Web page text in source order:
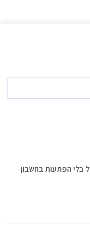
בלי הפתעות בחשבון